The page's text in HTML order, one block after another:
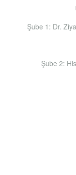
Şube 1: Dr.
Şube 2: